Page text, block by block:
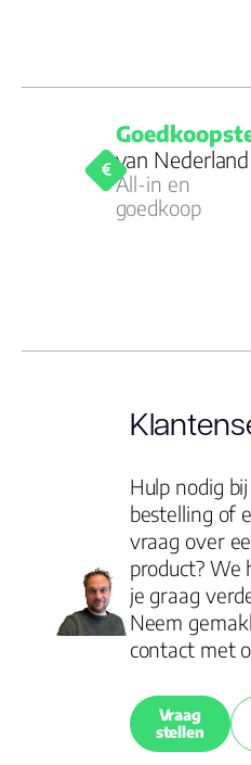
van Nederland
All-in en
goedkoop
Hulp nodig
bestelling of
vraag over
product? We
je graag
Neem
contact met
Vraag
stellen